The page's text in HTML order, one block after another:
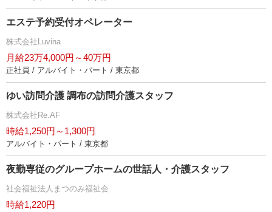
エステ予約受付オペレーター
株式会社Luvina
月給23万4,000円～40万円
正社員 / アルバイト・パート / 東京都
ゆい訪問介護 調布の訪問介護スタッフ
株式会社Re.AF
時給1,250円～1,300円
アルバイト・パート / 東京都
夜勤専従のグループホームの世話人・介護スタッフ
社会福祉法人まつのみ福祉会
時給1,220円